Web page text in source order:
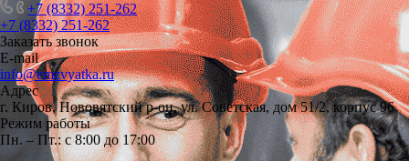
+7 (8332) 251-262
+7 (8332) 251-262
Заказать звонок
E-mail
info@emzvyatka.ru
Адрес
г. Киров, Нововятский р-он, ул. Советская, дом 51/2, корпус 96
Режим работы
Пн. – Пт.: с 8:00 до 17:00